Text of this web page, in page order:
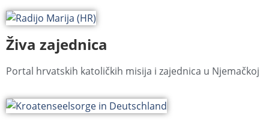
Živa zajednica
Portal hrvatskih katoličkih misija i zajednica u Njemačkoj